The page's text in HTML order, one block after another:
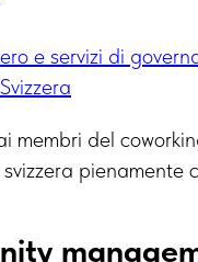
e servizi di
membri del
pienamente